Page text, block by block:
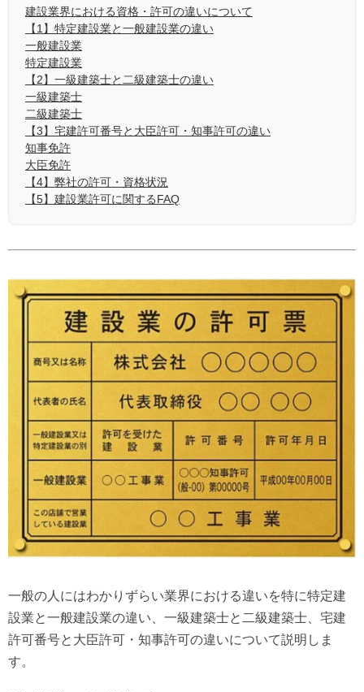
建設業界における資格・許可の違いについて
【1】特定建設業と一般建設業の違い
一般建設業
特定建設業
【2】一級建築士と二級建築士の違い
一級建築士
二級建築士
【3】宅建許可番号と大臣許可・知事許可の違い
知事免許
大臣免許
【4】弊社の許可・資格状況
【5】建設業許可に関するFAQ
一般の人にはわかりずらい業界における違いを特に特定建
設業と一般建設業の違い、一級建築士と二級建築士、宅建
許可番号と大臣許可・知事許可の違いについて説明しま
す。